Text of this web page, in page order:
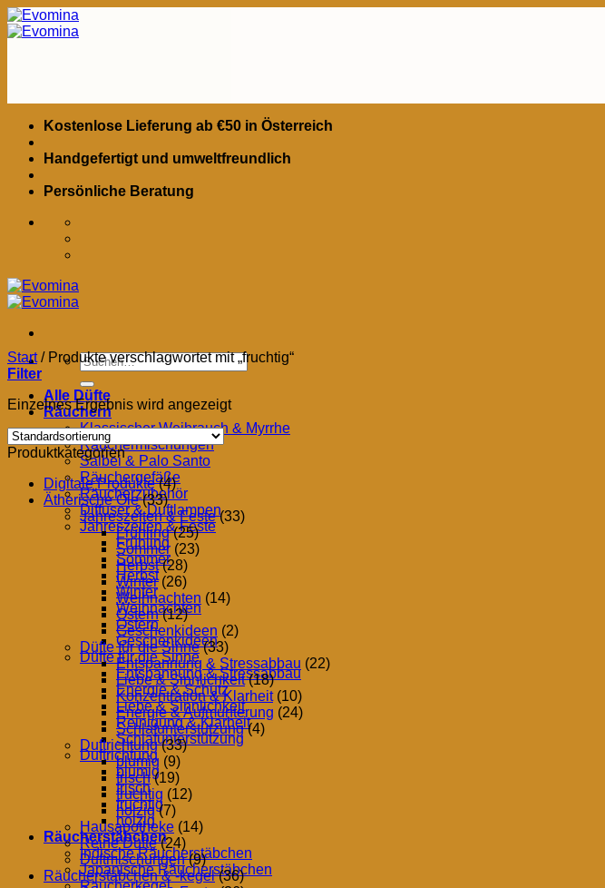
Zum
Inhalt
Kostenlose Lieferung ab €50 in Österreich
Handgefertigt und umweltfreundlich
Persönliche Beratung
Suchen
nach:
Alle Düfte
Räuchern
Klassischer Weihrauch & Myrrhe
Räuchermischungen
Salbei & Palo Santo
Räuchergefäße
Räucherzubehör
Diffuser & Duftlampen
Jahreszeiten & Feste
Frühling
Sommer
Herbst
Winter
Weihnachten
Ostern
Geschenkideen
Düfte für die Sinne
Entspannung & Stressabbau
Energie & Schutz
Liebe & Sinnlichkeit
Reinigung & Klarheit
Schlafunterstützung
Duftrichtung
blumig
frisch
fruchtig
holzig
Räucherstäbchen
Indische Räucherstäbchen
Japanische Räucherstäbchen
Start /Produkte verschlagwortet mit „fruchtig“
Filter
Einzelnes Ergebnis wird angezeigt
Produktkategorien
Digitale Produkte (4)
Ätherische Öle (33)
Jahreszeiten & Feste (33)
Frühling (25)
Sommer (23)
Herbst (28)
Winter (26)
Weihnachten (14)
Ostern (12)
Geschenkideen (2)
Düfte für die Sinne (33)
Entspannung & Stressabbau (22)
Liebe & Sinnlichkeit (18)
Konzentration & Klarheit (10)
Energie & Aufmunterung (24)
Schlafunterstützung (4)
Duftrichtung (33)
blumig (9)
frisch (19)
fruchtig (12)
holzig (7)
Hausapotheke (14)
Reine Düfte (24)
Duftmischungen (9)
Räucherstäbchen & -kegel (36)